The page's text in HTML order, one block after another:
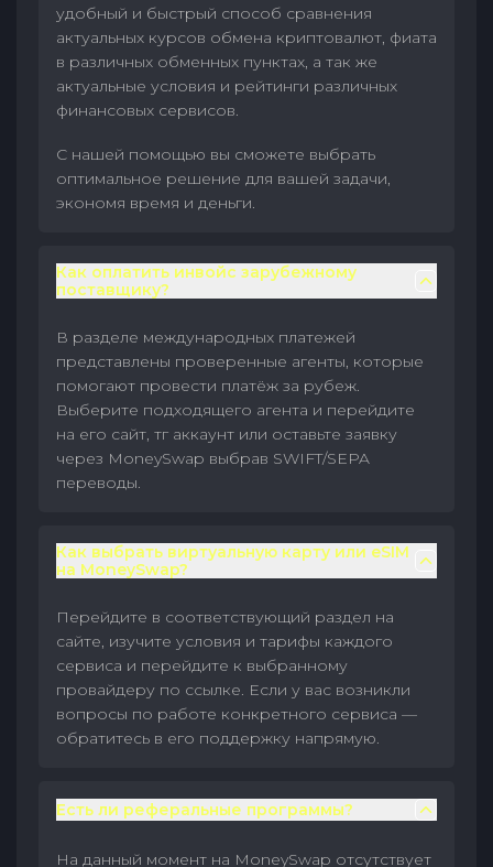
удобный и быстрый способ сравнения
актуальных курсов обмена криптовалют, фиата
в различных обменных пунктах, а так же
актуальные условия и рейтинги различных
финансовых сервисов.
С нашей помощью вы сможете выбрать
оптимальное решение для вашей задачи,
экономя время и деньги.
Как оплатить инвойс зарубежному
поставщику?
В разделе международных платежей
представлены проверенные агенты, которые
помогают провести платёж за рубеж.
Выберите подходящего агента и перейдите
на его сайт, тг аккаунт или оставьте заявку
через MoneySwap выбрав SWIFT/SEPA
переводы.
Как выбрать виртуальную карту или eSIM
на MoneySwap?
Перейдите в соответствующий раздел на
сайте, изучите условия и тарифы каждого
сервиса и перейдите к выбранному
провайдеру по ссылке. Если у вас возникли
вопросы по работе конкретного сервиса —
обратитесь в его поддержку напрямую.
Есть ли реферальные программы?
На данный момент на MoneySwap отсутствует